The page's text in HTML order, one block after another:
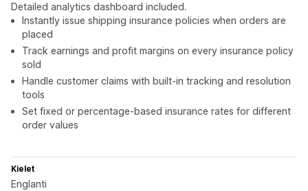
Detailed analytics dashboard included.
Instantly issue shipping insurance policies when orders are
placed
Track earnings and profit margins on every insurance policy
sold
Handle customer claims with built-in tracking and resolution
tools
Set fixed or percentage-based insurance rates for different
order values
Kielet
Englanti